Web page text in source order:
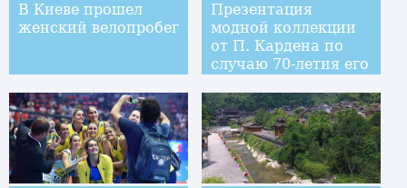
В Киеве прошел
женский велопробег
Презентация
модной коллекции
от П. Кардена по
случаю 70-летия его